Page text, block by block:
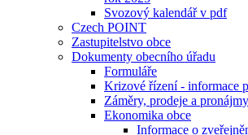
Svozový kalendář v pdf
Czech POINT
Zastupitelstvo obce
Dokumenty obecního úřadu
Formuláře
Krizové řízení - informace
Záměry, prodeje a pronájmy
Ekonomika obce
Informace o